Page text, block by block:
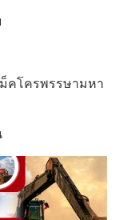
คโครพรรษามหา